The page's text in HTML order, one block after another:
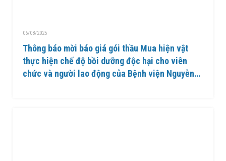
06/08/2025
Thông báo mời báo giá gói thầu Mua hiện vật
thực hiện chế độ bồi dưỡng độc hại cho viên
chức và người lao động của Bệnh viện Nguyễn